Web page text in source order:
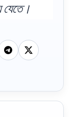
যেতে।